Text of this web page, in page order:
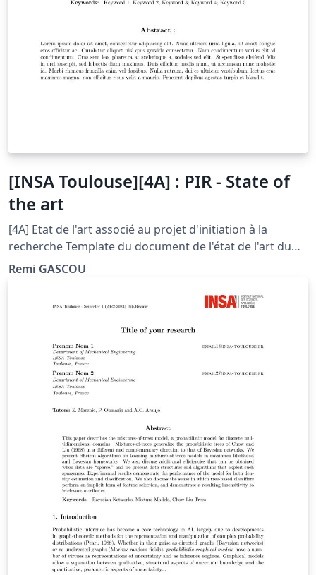
[INSA Toulouse][4A] : PIR - State of
the art
[4A] Etat de l'art associé au projet d'initiation à la
recherche Template du document de l'état de l'art du
projet d'initiation à la recherche de l'INSA de Toulouse
Remi GASCOU